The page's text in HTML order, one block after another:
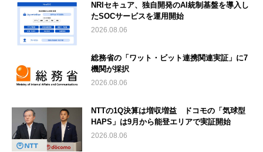
NRIセキュア、独自開発のAI統制基盤を導入し
たSOCサービスを運用開始
2026.08.06
総務省の「ワット・ビット連携関連実証」に7
機関が採択
2026.08.06
NTTの1Q決算は増収増益 ドコモの「気球型
HAPS」は9月から能登エリアで実証開始
2026.08.06